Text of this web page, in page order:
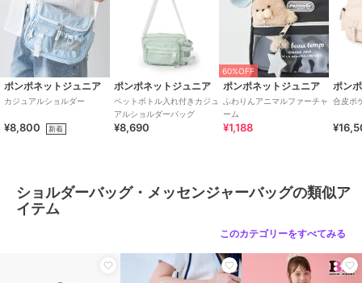
ポンポネットジュニア
カジュアルショルダー
¥8,800 新着
ポンポネットジュニア
ペットボトル入れ付きカジュ
アルショルダーバッグ
¥8,690
60%OFF
ポンポネットジュニア
ふわりんアニマルファーチャ
ーム
¥1,188
ポン
合皮ポ
ショルダーバッグ・メッセンジャーバッグの類似ア
イテム
このカテゴリーをすべてみる